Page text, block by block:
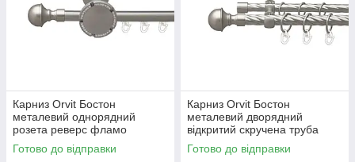
Карниз Orvit Бостон
металевий однорядний
розета реверс фламо
профільна труба Сатин 19
мм 300 см (00-00015245)
Готово до відправки
Карниз Orvit Бостон
металевий дворядний
відкритий скручена труба
кільце металеве Сатин 19\16
мм 300 см (00-00023093)
Готово до відправки